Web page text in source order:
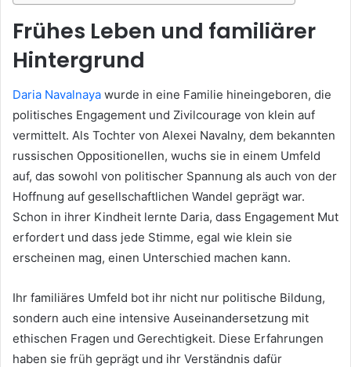
Frühes Leben und familiärer
Hintergrund
Daria Navalnaya wurde in eine Familie hineingeboren, die
politisches Engagement und Zivilcourage von klein auf
vermittelt. Als Tochter von Alexei Navalny, dem bekannten
russischen Oppositionellen, wuchs sie in einem Umfeld
auf, das sowohl von politischer Spannung als auch von der
Hoffnung auf gesellschaftlichen Wandel geprägt war.
Schon in ihrer Kindheit lernte Daria, dass Engagement Mut
erfordert und dass jede Stimme, egal wie klein sie
erscheinen mag, einen Unterschied machen kann.
Ihr familiäres Umfeld bot ihr nicht nur politische Bildung,
sondern auch eine intensive Auseinandersetzung mit
ethischen Fragen und Gerechtigkeit. Diese Erfahrungen
haben sie früh geprägt und ihr Verständnis dafür